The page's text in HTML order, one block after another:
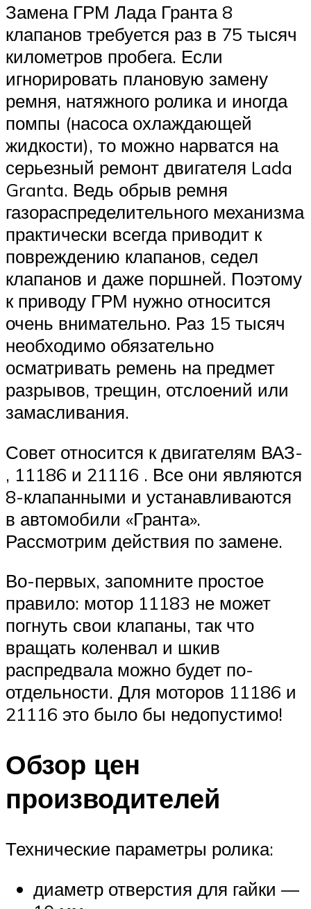
Замена ГРМ Лада Гранта 8
клапанов требуется раз в 75 тысяч
километров пробега. Если
игнорировать плановую замену
ремня, натяжного ролика и иногда
помпы (насоса охлаждающей
жидкости), то можно нарватся на
серьезный ремонт двигателя Lada
Granta. Ведь обрыв ремня
газораспределительного механизма
практически всегда приводит к
повреждению клапанов, седел
клапанов и даже поршней. Поэтому
к приводу ГРМ нужно относится
очень внимательно. Раз 15 тысяч
необходимо обязательно
осматривать ремень на предмет
разрывов, трещин, отслоений или
замасливания.
Совет относится к двигателям ВАЗ-
, 11186 и 21116 . Все они являются
8-клапанными и устанавливаются
в автомобили «Гранта».
Рассмотрим действия по замене.
Во-первых, запомните простое
правило: мотор 11183 не может
погнуть свои клапаны, так что
вращать коленвал и шкив
распредвала можно будет по-
отдельности. Для моторов 11186 и
21116 это было бы недопустимо!
Обзор цен
производителей
Технические параметры ролика:
диаметр отверстия для гайки —